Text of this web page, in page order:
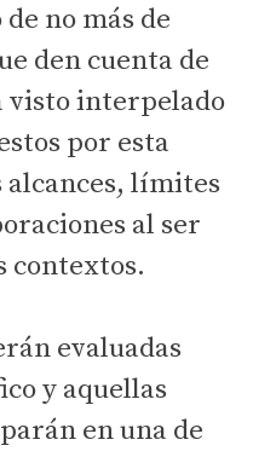
no más de
den cuenta de
visto interpelado
por esta
alcances, límites
al ser
contextos.
evaluadas
y aquellas
en una de